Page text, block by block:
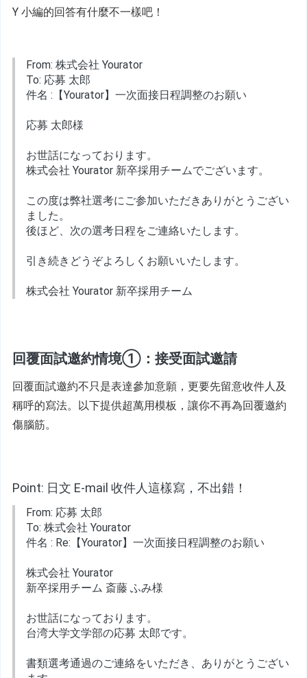
Y 小編的回答有什麼不一樣吧！
From: 株式会社 Yourator
To: 応募 太郎
件名 :【Yourator】一次面接日程調整のお願い
応募 太郎様
お世話になっております。
株式会社 Yourator 新卒採用チームでございます。
この度は弊社選考にご参加いただきありがとうござい
ました。
後ほど、次の選考日程をご連絡いたします。
引き続きどうぞよろしくお願いいたします。
株式会社 Yourator 新卒採用チーム
回覆面試邀約情境①：接受面試邀請
回覆面試邀約不只是表達參加意願，更要先留意收件人及
稱呼的寫法。以下提供超萬用模板，讓你不再為回覆邀約
傷腦筋。
Point: 日文 E-mail 收件人這樣寫，不出錯！
From: 応募 太郎
To: 株式会社 Yourator
件名 : Re:【Yourator】一次面接日程調整のお願い
株式会社 Yourator
新卒採用チーム 斎藤 ふみ様
お世話になっております。
台湾大学文学部の応募 太郎です。
書類選考通過のご連絡をいただき、ありがとうござい